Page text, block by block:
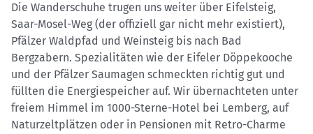
Die Wanderschuhe trugen uns weiter über Eifelsteig,
Saar-Mosel-Weg (der offiziell gar nicht mehr existiert),
Pfälzer Waldpfad und Weinsteig bis nach Bad
Bergzabern. Spezialitäten wie der Eifeler Döppekooche
und der Pfälzer Saumagen schmeckten richtig gut und
füllten die Energiespeicher auf. Wir übernachteten unter
freiem Himmel im 1000-Sterne-Hotel bei Lemberg, auf
Naturzeltplätzen oder in Pensionen mit Retro-Charme